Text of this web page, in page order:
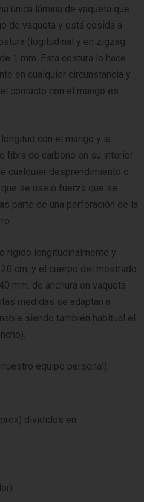
única lámina de vaqueta que
de vaqueta y está cosida a
(logitudinal y en zigzag
1 mm. Esta costura lo hace
en cualquier circunstancia y
contacto con el mango es
con el mango y la
fibra de carbono en su interior
cualquier desprendimiento o
se use o fuerza que se
parte de una perforación de la
rígido longitudinalmente y
cm, y el cuerpo del mostrado
mm. de anchura en vaqueta
medidas se adaptan a
siendo también habitual el
equipo personal):
divididos en: